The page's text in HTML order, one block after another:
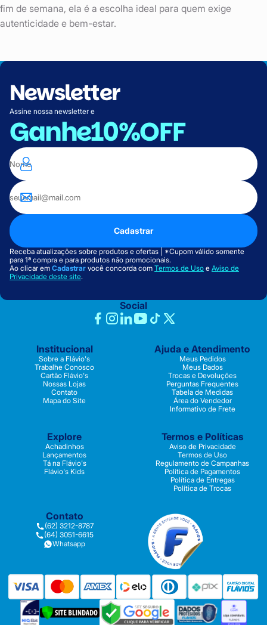
fim de semana, ela é a escolha ideal para quem exige
autenticidade e bem-estar.
Newsletter
Assine nossa newsletter e
Ganhe10%OFF
Cadastrar
Receba atualizações sobre produtos e ofertas | *Cupom válido somente
para 1ª compra e para produtos não promocionais.
Ao clicar em Cadastrar você concorda com Termos de Uso e Aviso de
Privacidade deste site.
Social
Institucional
Sobre a Flávio's
Trabalhe Conosco
Cartão Flávio's
Nossas Lojas
Contato
Mapa do Site
Ajuda e Atendimento
Meus Pedidos
Meus Dados
Trocas e Devoluções
Perguntas Frequentes
Tabela de Medidas
Área do Vendedor
Informativo de Frete
Explore
Achadinhos
Lançamentos
Tá na Flávio's
Flávio's Kids
Termos e Políticas
Aviso de Privacidade
Termos de Uso
Regulamento de Campanhas
Política de Pagamentos
Política de Entregas
Política de Trocas
Contato
(62) 3212-8787
(64) 3051-6615
Whatsapp